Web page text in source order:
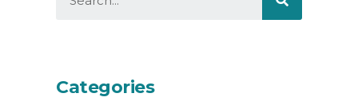
Categories